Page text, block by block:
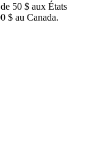
50 $ aux États
$ au Canada.